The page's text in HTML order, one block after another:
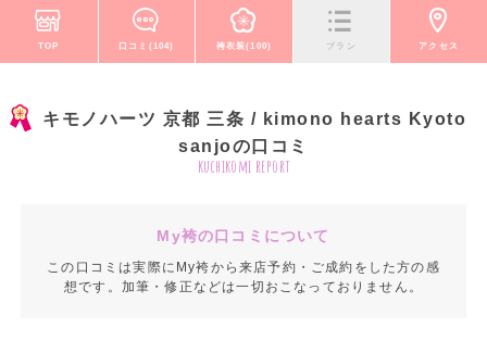
TOP 口コミ(104) 袴衣装(100) プラン アクセス
キモノハーツ 京都 三条 / kimono hearts Kyoto
sanjoの口コミ
kuchikomi report
My袴の口コミについて
この口コミは実際にMy袴から来店予約・ご成約をした方の感
想です。加筆・修正などは一切おこなっておりません。